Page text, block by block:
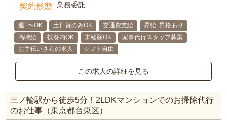
契約形態 業務委託
週1〜OK 土日祝のみOK 交通費支給
昇給･昇格あり
高時給
扶養内OK 未経験OK
家事代行スタッフ募集
お手伝いさんの求人
シフト自由
この求人の詳細を見る
三ノ輪駅から徒歩5分！2LDKマンションでのお掃除代行
のお仕事（東京都台東区）